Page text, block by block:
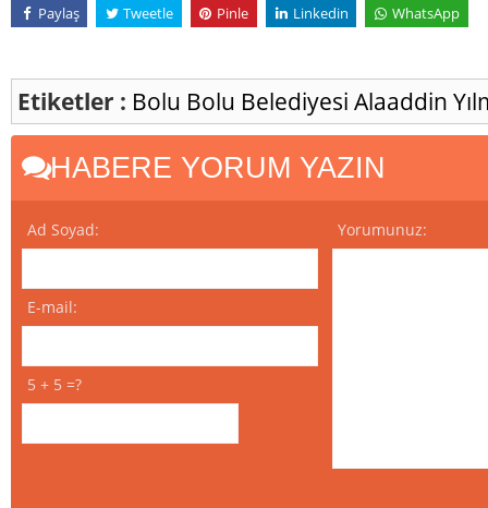
Paylaş Tweetle Pinle Linkedin WhatsApp
Etiketler : Bolu Bolu Belediyesi Alaaddin
HABERE YORUM YAZIN
Ad Soyad:
E-mail:
5 + 5 =?
Yorumunuz: